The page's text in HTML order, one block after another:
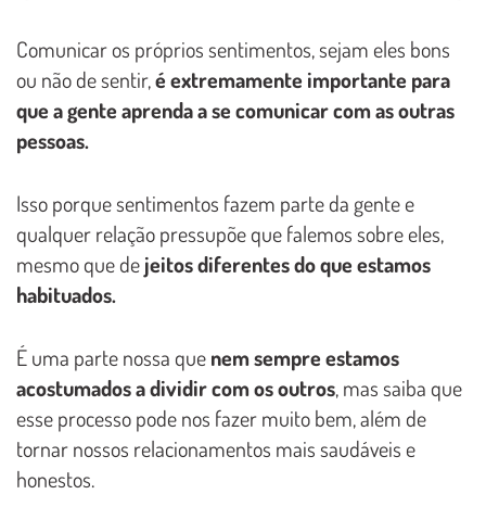
Comunicar os próprios sentimentos, sejam eles bons
ou não de sentir,é extremamente importante para
que a gente aprenda a se comunicar com as outras
pessoas.
Isso porque sentimentos fazem parte da gente e
qualquer relação pressupõe que falemos sobre eles,
mesmo que dejeitos diferentes do que estamos
habituados.
É uma parte nossa quenem sempre estamos
acostumados a dividir com os outros, mas saiba que
esse processo pode nos fazer muito bem, além de
tornar nossos relacionamentos mais saudáveis e
honestos.